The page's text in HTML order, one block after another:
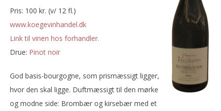
Pris: 100 kr. (v/ 12 fl.)
www.koegevinhandel.dk
Link til vinen hos forhandler.
Drue:
pinot noir
God basis-bourgogne, som prismæssigt ligger,
hvor den skal ligge. Duftmæssigt til den mørke
og modne side: Brombær og kirsebær med et